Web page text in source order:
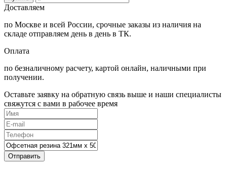
Доставляем
по Москве и всей России, срочные заказы из наличия на
складе отправляем день в день в ТК.
Оплата
по безналичному расчету, картой онлайн, наличными при
получении.
Оставьте заявку на обратную связь выше и наши специалисты
свяжутся с вами в рабочее время
Отправить